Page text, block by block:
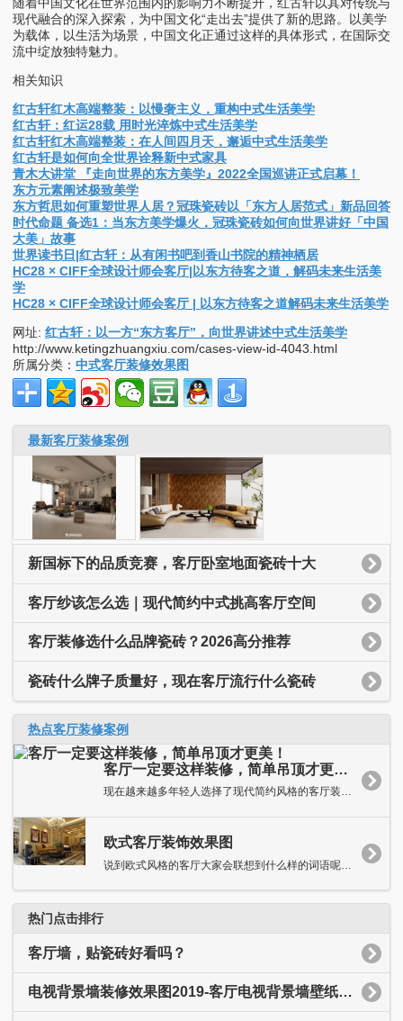
现代融合的深入探索，为中国文化“走出去”提供了新的思路。以美学
为载体，以生活为场景，中国文化正通过这样的具体形式，在国际交
流中绽放独特魅力。
相关知识
红古轩红木高端整装：以慢奢主义，重构中式生活美学
红古轩：红运28载 用时光淬炼中式生活美学
红古轩红木高端整装：在人间四月天，邂逅中式生活美学
红古轩是如何向全世界诠释新中式家具
青木大讲堂 『走向世界的东方美学』2022全国巡讲正式启幕！
东方元素阐述极致美学
东方哲思如何重塑世界人居？冠珠瓷砖以「东方人居范式」新品回答
时代命题 备选1：当东方美学爆火，冠珠瓷砖如何向世界讲好「中国
大美」故事
世界读书日|红古轩：从有闲书吧到香山书院的精神栖居
HC28 × CIFF全球设计师会客厅|以东方待客之道，解码未来生活美
学
HC28 × CIFF全球设计师会客厅 | 以东方待客之道解码未来生活美学
网址: 红古轩：以一方“东方客厅”，向世界讲述中式生活美学
http://www.ketingzhuangxiu.com/cases-view-id-4043.html
所属分类： 中式客厅装修效果图
最新客厅装修案例
新国标下的品质竞赛，客厅卧室地面瓷砖十大
客厅纱该怎么选｜现代简约中式挑高客厅空间
客厅装修选什么品牌瓷砖？2026高分推荐
瓷砖什么牌子质量好，现在客厅流行什么瓷砖
热点客厅装修案例
客厅一定要这样装修，简单吊顶才更美！
现在越来越多年轻人选择了现代简约风格的客厅装修。简约主义的客...
欧式客厅装饰效果图
热门点击排行
客厅墙，贴瓷砖好看吗？
电视背景墙装修效果图2019-客厅电视背景墙壁纸装修效果图